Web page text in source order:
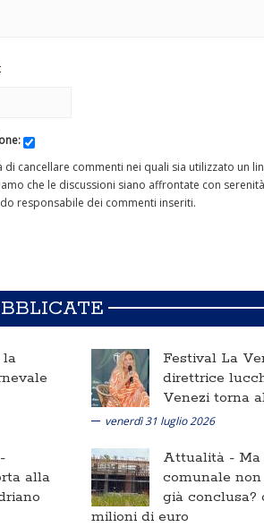
:
cancellare commenti nei quali sia utilizzato un
che le discussioni siano affrontate con
responsabile dei commenti inseriti.
la
Festival La
direttrice
Venezi torna
venerdì 31 luglio 2026
alla
Attualità -
comunale
già conclusa?
milioni di euro